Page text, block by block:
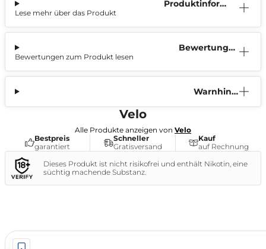
Produktinform
Lese mehr über das Produkt
Bewertunge
Bewertungen zum Produkt lesen
Warnhinw
Velo
Alle Produkte anzeigen von Velo
Bestpreis
garantiert
Schneller
Gratisversand
Kauf
auf Rechnung
Dieses Produkt ist nicht risikofrei und enthält Nikotin, eine
süchtig machende Substanz.